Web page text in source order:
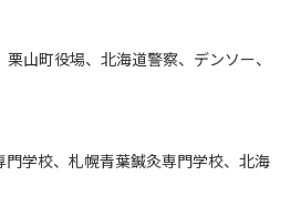
山町役場、北海道警察、デンソー、
学校、札幌青葉鍼灸専門学校、北海